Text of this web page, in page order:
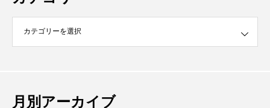
月別アーカイブ